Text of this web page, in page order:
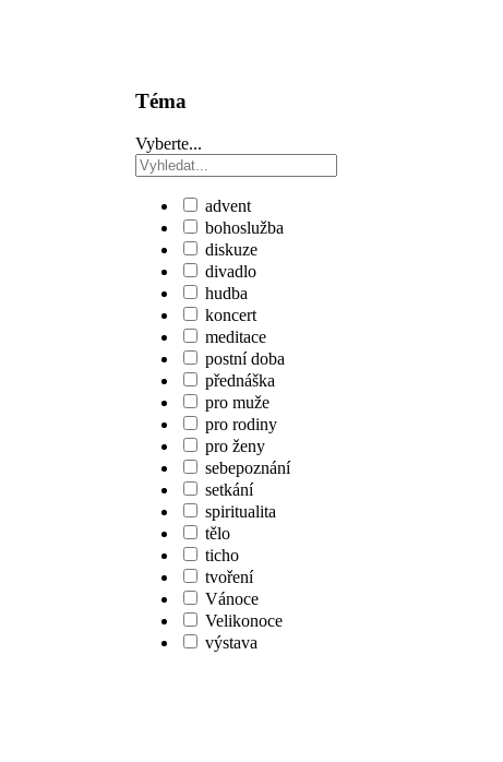
Téma
Vyberte...
advent
bohoslužba
diskuze
divadlo
hudba
koncert
meditace
postní doba
přednáška
pro muže
pro rodiny
pro ženy
sebepoznání
setkání
spiritualita
tělo
ticho
tvoření
Vánoce
Velikonoce
výstava